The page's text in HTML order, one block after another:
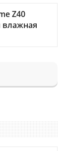
Z40
влажная